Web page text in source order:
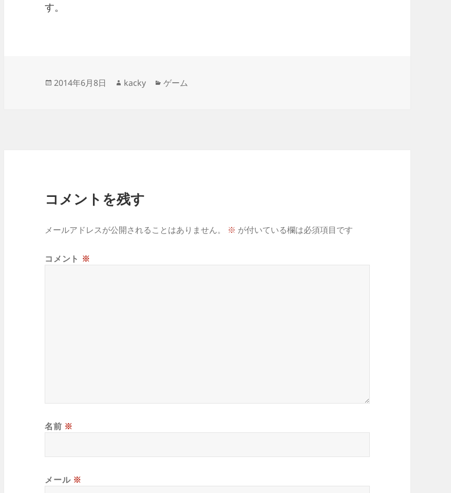
す。
投
2014年6月8日
作
kacky
カ
ゲーム
コメントを残す
メールアドレスが公開されることはありません。 ※ が付いている欄は必須項目です
コメント ※
名前 ※
メール ※